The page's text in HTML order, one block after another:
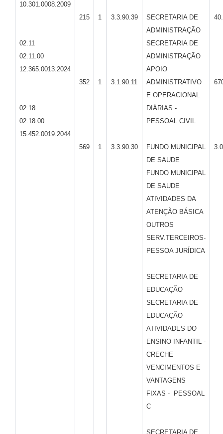
10.301.0008.2009
02.11
02.11.00
12.365.0013.2024
02.18
02.18.00
15.452.0019.2044
215
352
569
1
1
1
3.3.90.39
3.1.90.11
3.3.90.30
SECRETARIA DE
ADMINISTRAÇÃO
SECRETARIA DE
ADMINISTRAÇÃO
APOIO
ADMINISTRATIVO
E OPERACIONAL
DIÁRIAS -
PESSOAL CIVIL
FUNDO MUNICIPAL
DE SAUDE
FUNDO MUNICIPAL
DE SAUDE
ATIVIDADES DA
ATENÇÃO BÁSICA
OUTROS
SERV.TERCEIROS-
PESSOA JURÍDICA
SECRETARIA DE
EDUCAÇÃO
SECRETARIA DE
EDUCAÇÃO
ATIVIDADES DO
ENSINO INFANTIL -
CRECHE
VENCIMENTOS E
VANTAGENS
FIXAS - PESSOAL
C
SECRETARIA DE